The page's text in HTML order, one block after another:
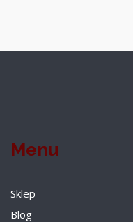
Menu
Sklep
Blog